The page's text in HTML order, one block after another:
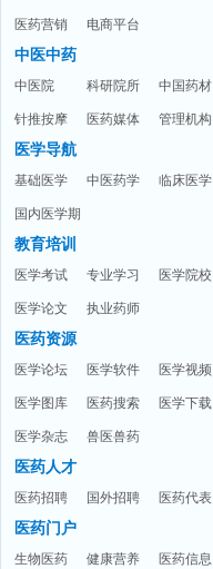
医药营销 电商平台
中医中药
中医院 科研院所 中国药材
针推按摩 医药媒体 管理机构
医学导航
基础医学 中医药学 临床医学
国内医学期
刊
教育培训
医学考试 专业学习 医学院校
医学论文 执业药师
医药资源
医学论坛 医学软件 医学视频
医学图库 医药搜索 医学下载
医学杂志 兽医兽药
医药人才
医药招聘 国外招聘 医药代表
医药门户
生物医药 健康营养 医药信息